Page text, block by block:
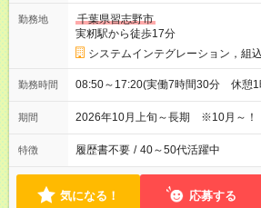
勤務地
千葉県習志野市
実籾駅から徒歩17分
システムインテグレーション，組
勤務時間 08:50～17:20(実働7時間30分 休憩1
期間 2026年10月上旬～長期 ※10月～！
特徴 履歴書不要 / 40～50代活躍中
気になる！ 応募する